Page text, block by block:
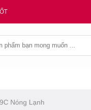
Nóng Lạnh